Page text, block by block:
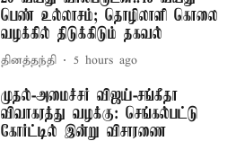
பெண் உல்லாசம்; தொழிலாளி கொலை
வழக்கில் திடுக்கிடும் தகவல்
தினத்தந்தி 5 hours ago
முதல்-அமைச்சர் விஜய்-சங்கீதா
விவாகரத்து வழக்கு: செங்கல்பட்டு
கோர்ட்டில் இன்று விசாரணை